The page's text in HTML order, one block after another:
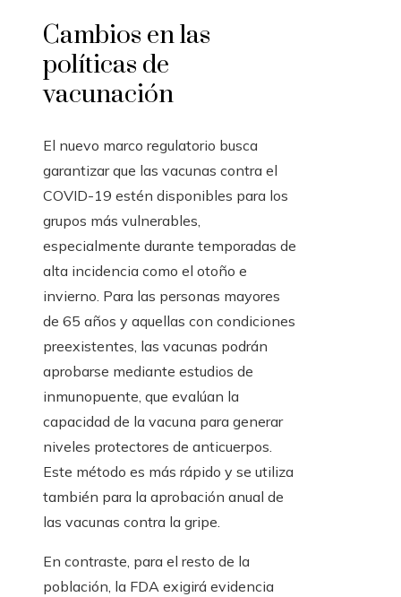
Cambios en las
políticas de
vacunación
El nuevo marco regulatorio busca
garantizar que las vacunas contra el
COVID-19 estén disponibles para los
grupos más vulnerables,
especialmente durante temporadas de
alta incidencia como el otoño e
invierno. Para las personas mayores
de 65 años y aquellas con condiciones
preexistentes, las vacunas podrán
aprobarse mediante estudios de
inmunopuente, que evalúan la
capacidad de la vacuna para generar
niveles protectores de anticuerpos.
Este método es más rápido y se utiliza
también para la aprobación anual de
las vacunas contra la gripe.
En contraste, para el resto de la
población, la FDA exigirá evidencia